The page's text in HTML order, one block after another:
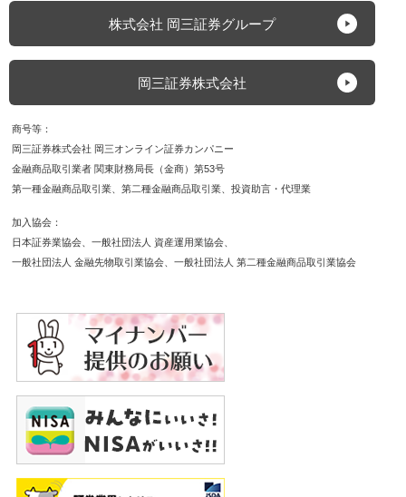
株式会社 岡三証券グループ
岡三証券株式会社
商号等
岡三証券株式会社 岡三オンライン証券カンパニー
金融商品取引業者 関東財務局長（金商）第53号
第一種金融商品取引業
第二種金融商品取引業 投資助言・代理業
加入協会
日本証券業協会
一般社団法人 資産運用業協会
一般社団法人 金融先物取引業協会
一般社団法人 第二種金融商品取引業協会